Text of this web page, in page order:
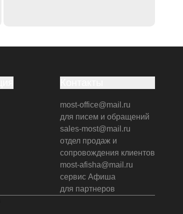
most-office@mail.ru
для писем и обращений
sales-most@mail.ru
отдел продаж и
сопровождения клиентов
most-afisha@mail.ru
сервис Афиша
для партнеров